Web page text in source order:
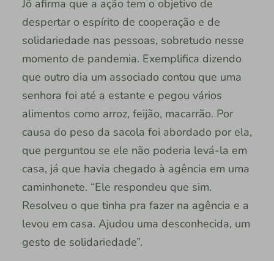
Jô afirma que a ação tem o objetivo de
despertar o espírito de cooperação e de
solidariedade nas pessoas, sobretudo nesse
momento de pandemia. Exemplifica dizendo
que outro dia um associado contou que uma
senhora foi até a estante e pegou vários
alimentos como arroz, feijão, macarrão. Por
causa do peso da sacola foi abordado por ela,
que perguntou se ele não poderia levá-la em
casa, já que havia chegado à agência em uma
caminhonete. “Ele respondeu que sim.
Resolveu o que tinha pra fazer na agência e a
levou em casa. Ajudou uma desconhecida, um
gesto de solidariedade”.